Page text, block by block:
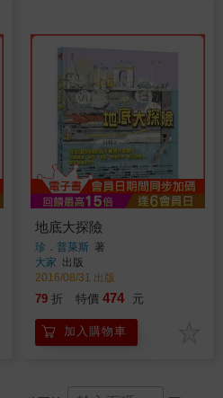
地底大探險
珍．普萊斯 著
大家 出版
2016/08/31 出版
79 折 特價 474 元
加入購物車